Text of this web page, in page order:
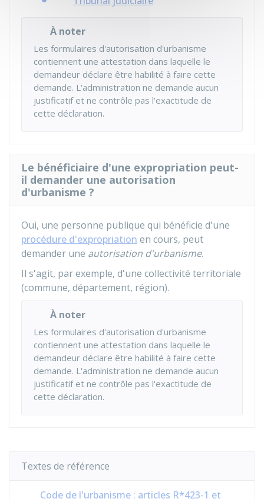
À noter
Les formulaires d'autorisation d'urbanisme
contiennent une attestation dans laquelle le
demandeur déclare être habilité à faire cette
demande. L'administration ne demande aucun
justificatif et ne contrôle pas l'exactitude de
cette déclaration.
Le bénéficiaire d'une expropriation peut-
il demander une autorisation
d'urbanisme ?
Oui, une personne publique qui bénéficie d'une
procédure d'expropriation en cours, peut
demander une autorisation d'urbanisme.
Il s'agit, par exemple, d'une collectivité territoriale
(commune, département, région).
À noter
Les formulaires d'autorisation d'urbanisme
contiennent une attestation dans laquelle le
demandeur déclare être habilité à faire cette
demande. L'administration ne demande aucun
justificatif et ne contrôle pas l'exactitude de
cette déclaration.
Textes de référence
Code de l'urbanisme : articles R*423-1 et